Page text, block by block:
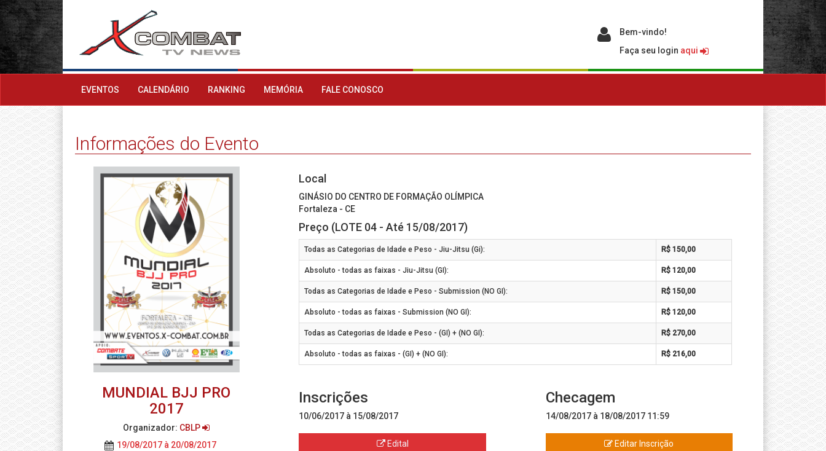
Bem-vindo!
Faça seu login aqui
EVENTOS CALENDÁRIO RANKING MEMÓRIA FALE CONOSCO
Informações do Evento
MUNDIAL BJJ PRO
2017
Organizador: CBLP
19/08/2017 à 20/08/2017
Local
GINÁSIO DO CENTRO DE FORMAÇÃO OLÍMPICA
Fortaleza - CE
Preço (LOTE 04 - Até 15/08/2017)
Todas as Categorias de Idade e Peso - Jiu-Jitsu (Gi): R$ 150,00
Absoluto - todas as faixas - Jiu-Jitsu (GI): R$ 120,00
Todas as Categorias de Idade e Peso - Submission (NO GI): R$ 150,00
Absoluto - todas as faixas - Submission (NO GI): R$ 120,00
Todas as Categorias de Idade e Peso - (GI) + (NO GI): R$ 270,00
Absoluto - todas as faixas - (GI) + (NO GI): R$ 216,00
Inscrições
10/06/2017 à 15/08/2017
Edital
Checagem
14/08/2017 à 18/08/2017 11:59
Editar Inscrição